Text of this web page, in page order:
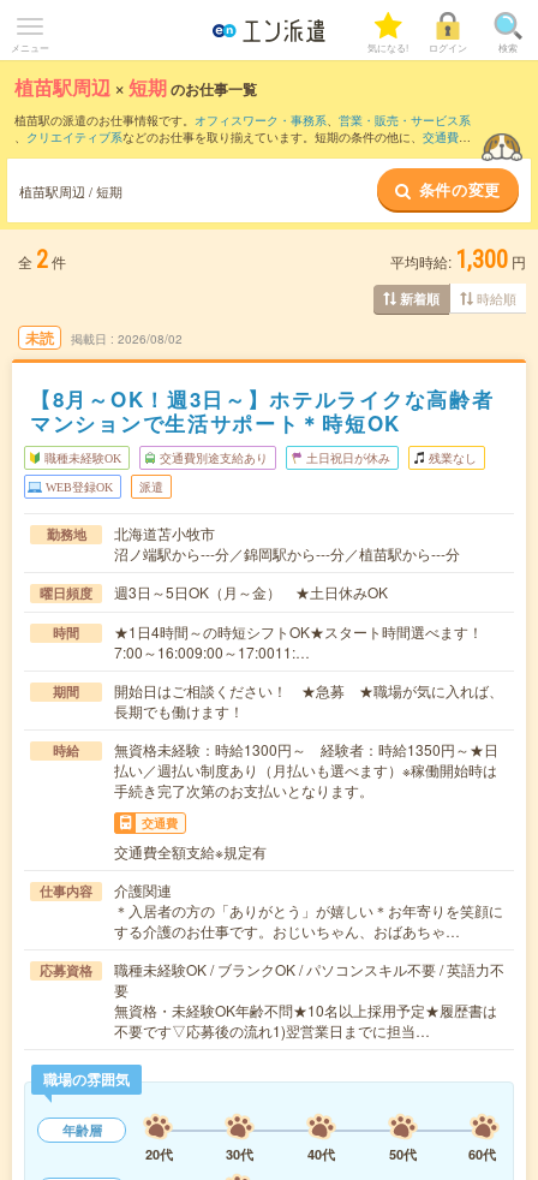
メニュー 気になる! ログイン 検索
植苗駅周辺 ×短期のお仕事一覧
植苗駅の派遣のお仕事情報です。 オフィスワーク・事務系、 営業・販売・サービス系
、 クリエイティブ系などのお仕事を取り揃えています。短期の条件の他に、 交通費別
植苗駅周辺 / 短期 条件の変更
全 2件 平均時給: 1,300 円
新着順 時給順
未読 掲載日 2026/08/02
【8月～OK！週3日～】ホテルライクな高齢者
マンションで生活サポート＊時短OK
職種未経験OK 交通費別途支給あり 土日祝日が休み 残業なし
WEB登録OK 派遣
勤務地
北海道苫小牧市
沼ノ端駅から---分／錦岡駅から---分／植苗駅から---分
曜日頻度 週3日～5日OK（月～金） ★土日休みOK
時間
★1日4時間～の時短シフトOK★スタート時間選べます！
7:00～16:009:00～17:0011:…
期間
開始日はご相談ください！ ★急募 ★職場が気に入れば、
長期でも働けます！
時給
無資格未経験：時給1300円～ 経験者：時給1350円～★日
払い／週払い制度あり（月払いも選べます）※稼働開始時は
手続き完了次第のお支払いとなります。
交通費
交通費全額支給※規定有
仕事内容
介護関連
＊入居者の方の「ありがとう」が嬉しい＊お年寄りを笑顔に
する介護のお仕事です。おじいちゃん、おばあちゃ…
応募資格
職種未経験OK / ブランクOK / パソコンスキル不要 / 英語力不
要
無資格・未経験OK年齢不問★10名以上採用予定★履歴書は
不要です▽応募後の流れ1)翌営業日までに担当…
職場の雰囲気
年齢層
20代
30代 40代 50代
60代